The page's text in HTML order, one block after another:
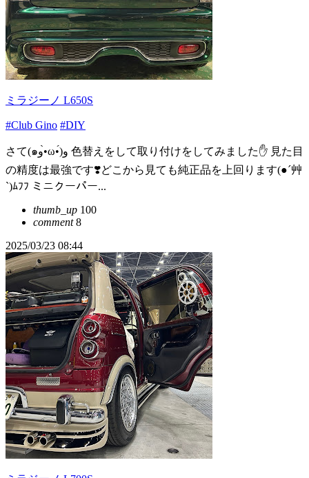
ミラジーノ L650S
#Club Gino #DIY
さて(๑و•̀ω•́)و 色替えをして取り付けをしてみました✋ 見た目
の精度は最強です❣️どこから見ても純正品を上回ります(●´艸
`)ﾑﾌﾌ ミニクーパー...
thumb_up 100
comment8
2025/03/23 08:44